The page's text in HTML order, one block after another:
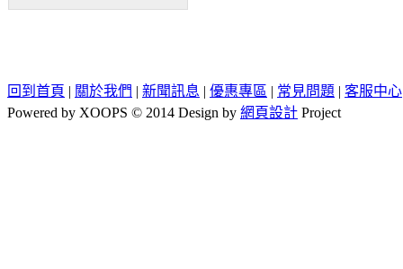
回到首頁 | 關於我們 | 新聞訊息 | 優惠專區 | 常見問題 | 客服中心
Powered by XOOPS © 2014 Design by 網頁設計 Project